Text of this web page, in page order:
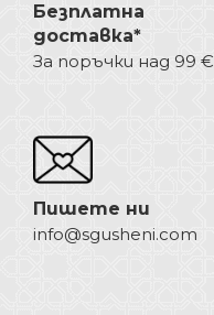
Безплатна
доставка*
За поръчки над 99 €
Пишете ни
info@sgusheni.com